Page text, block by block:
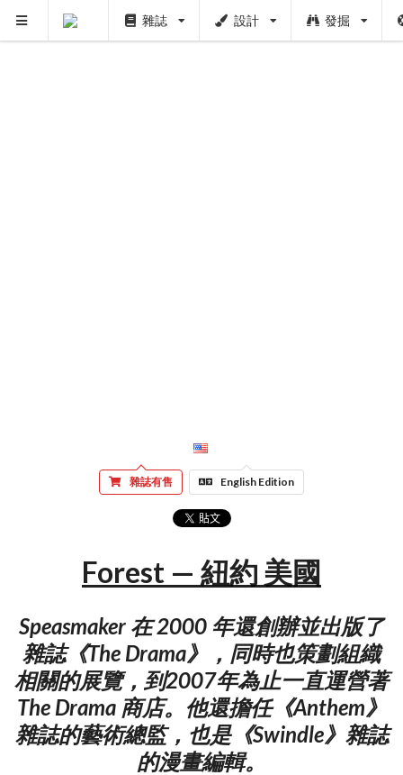
雜誌 設計 發掘
雜誌有售 English Edition
Forest — 紐約 美國
Speasmaker 在 2000 年還創辦並出版了
雜誌《The Drama》，同時也策劃組織
相關的展覽，到2007年為止一直運營著
The Drama 商店。他還擔任《Anthem》
雜誌的藝術總監，也是《Swindle》雜誌
的漫畫編輯。